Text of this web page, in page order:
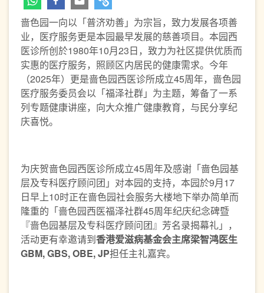
啬色园一向以「普济劝善」为宗旨，致力发展各项善
业，医疗服务更是本园最早发展的慈善项目。本园西
医诊所创於1980年10月23日，致力为社区提供优质而
实惠的医疗服务，照顾区内居民的健康需求。今年
（2025年）更是啬色园西医诊所成立45周年，啬色园
医疗服务委员会以「福泽社群」为主题，筹备了一系
列专题健康讲座，向大众推广健康教育，与民分享纪
庆喜悦。
为庆贺啬色园西医诊所成立45周年及感谢「啬色园基
层及专科医疗顾问团」对本园的支持，本园於9月17
日早上10时正在啬色园社会服务大楼地下举办简单而
隆重的「啬色园西医福泽社群45周年纪庆纪念碑暨
『啬色园基层及专科医疗顾问团』芳名录揭幕礼」，
活动更有幸邀请到香港爱滋病基金会主席梁智鸿医生
GBM, GBS, OBE, JP担任主礼嘉宾。